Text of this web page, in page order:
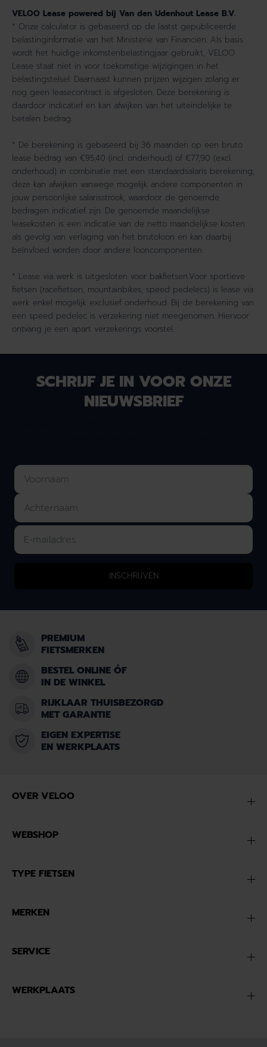
VELOO Lease powered bij Van den Udenhout Lease B.V.
* Onze calculator is gebaseerd op de laatst gepubliceerde
belastinginformatie van het Ministerie van Financiën. Als basis
wordt het huidige inkomstenbelastingjaar gebruikt, VELOO
Lease staat niet in voor toekomstige wijzigingen in het
belastingstelsel. Daarnaast kunnen prijzen wijzigen zolang er
nog geen leasecontract is afgesloten. Deze berekening is
daardoor indicatief en kan afwijken van het uiteindelijke te
betalen bedrag.
* De berekening is gebaseerd bij 36 maanden op een bruto
lease bedrag van €95,40 (incl. onderhoud) of €77,90 (excl.
onderhoud) in combinatie met een standaardsalaris berekening,
deze kan afwijken vanwege mogelijk andere componenten in
jouw persoonlijke salarisstrook, waardoor de genoemde
bedragen indicatief zijn. De genoemde maandelijkse
leasekosten is een indicatie van de netto maandelijkse kosten
als gevolg van verlaging van het brutoloon en kan daarbij
beïnvloed worden door andere looncomponenten.
* Lease via werk is uitgesloten voor bakfietsen.Voor sportieve
fietsen (racefietsen, mountainbikes, speed pedelecs) is lease via
werk enkel mogelijk exclusief onderhoud. Bij de berekening van
een speed pedelec is verzekering niet meegenomen. Hiervoor
ontvang je een apart verzekerings voorstel.
SCHRIJF JE IN VOOR ONZE
NIEUWSBRIEF
INSCHRIJVEN
PREMIUM
FIETSMERKEN
BESTEL ONLINE ÓF
IN DE WINKEL
RIJKLAAR THUISBEZORGD
MET GARANTIE
EIGEN EXPERTISE
EN WERKPLAATS
OVER VELOO
WEBSHOP
TYPE FIETSEN
MERKEN
SERVICE
WERKPLAATS